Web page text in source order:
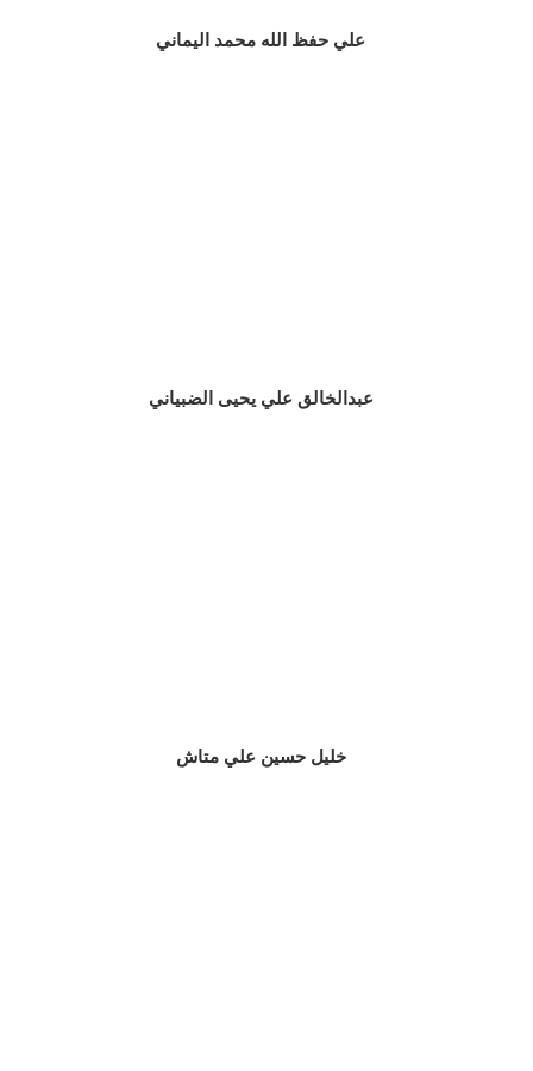
علي حفظ الله محمد اليماني
عبدالخالق علي يحيى الضبياني
خليل حسين علي متاش